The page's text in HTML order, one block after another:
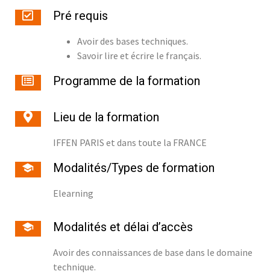
Pré requis
Avoir des bases techniques.
Savoir lire et écrire le français.
Programme de la formation
Lieu de la formation
IFFEN PARIS et dans toute la FRANCE
Modalités/Types de formation
Elearning
Modalités et délai d’accès
Avoir des connaissances de base dans le domaine
technique.